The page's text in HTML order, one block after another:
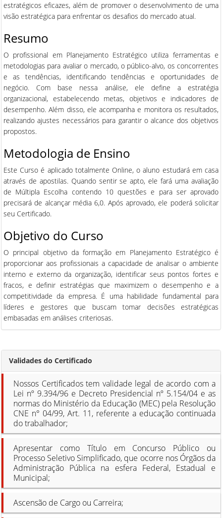
estratégicos eficazes, além de promover o desenvolvimento de uma
visão estratégica para enfrentar os desafios do mercado atual.
Resumo
O profissional em Planejamento Estratégico utiliza ferramentas e
metodologias para avaliar o mercado, o público-alvo, os concorrentes
e as tendências, identificando tendências e oportunidades de
negócio. Com base nessa análise, ele define a estratégia
organizacional, estabelecendo metas, objetivos e indicadores de
desempenho. Além disso, ele acompanha e monitora os resultados,
realizando ajustes necessários para garantir o alcance dos objetivos
propostos.
Metodologia de Ensino
Este Curso é aplicado totalmente Online, o aluno estudará em casa
através de apostilas. Quando sentir se apto, ele fará uma avaliação
de Múltipla Escolha contendo 10 questões e para ser aprovado
precisará de alcançar média 6,0. Após aprovado, ele poderá solicitar
seu Certificado.
Objetivo do Curso
O principal objetivo da formação em Planejamento Estratégico é
proporcionar aos profissionais a capacidade de analisar o ambiente
interno e externo da organização, identificar seus pontos fortes e
fracos, e definir estratégias que maximizem o desempenho e a
competitividade da empresa. É uma habilidade fundamental para
líderes e gestores que buscam tomar decisões estratégicas
embasadas em análises criteriosas.
Validades do Certificado
Nossos Certificados tem validade legal de acordo com a
Lei nº 9.394/96 e Decreto Presidencial nº 5.154/04 e as
normas do Ministério da Educação (MEC) pela Resolução
CNE n° 04/99, Art. 11, referente a educação continuada
do trabalhador;
Apresentar como Título em Concurso Público ou
Processo Seletivo Simplificado, que ocorre nos Órgãos da
Administração Pública na esfera Federal, Estadual e
Municipal;
Ascensão de Cargo ou Carreira;